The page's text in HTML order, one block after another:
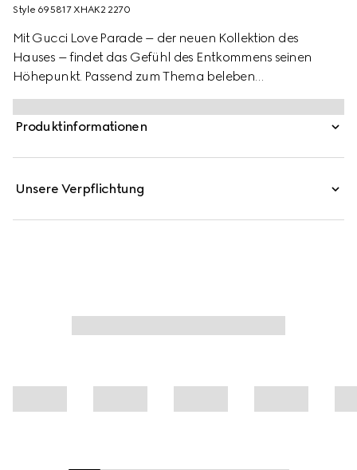
Style ‎695817 XHAK2 2270
Mit Gucci Love Parade – der neuen Kollektion des
Hauses – findet das Gefühl des Entkommens seinen
Höhepunkt. Passend zum Thema beleben
Kleidungsstücke, die von sommerlichen Reisezielen
inspiriert sind, die Kollektion. Dieser Badeanzug aus
GG Stretch-Jersey ist eines dieser Stücke.
Produktinformationen
Unsere Verpflichtung